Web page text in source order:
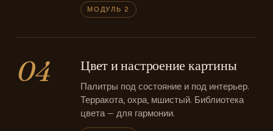
МОДУЛЬ 2
04 Цвет и настроение картины
Палитры под состояние и под интерьер.
Терракота, охра, мшистый. Библиотека
цвета — для гармонии.